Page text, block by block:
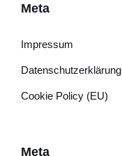
Meta
Impressum
Datenschutzerklärung
Cookie Policy (EU)
Meta